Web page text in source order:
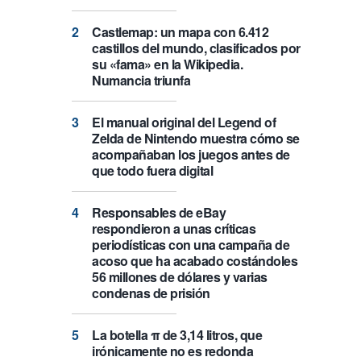
Castlemap: un mapa con 6.412
castillos del mundo, clasificados por
su «fama» en la Wikipedia.
Numancia triunfa
El manual original del Legend of
Zelda de Nintendo muestra cómo se
acompañaban los juegos antes de
que todo fuera digital
Responsables de eBay
respondieron a unas críticas
periodísticas con una campaña de
acoso que ha acabado costándoles
56 millones de dólares y varias
condenas de prisión
La botella π de 3,14 litros, que
irónicamente no es redonda